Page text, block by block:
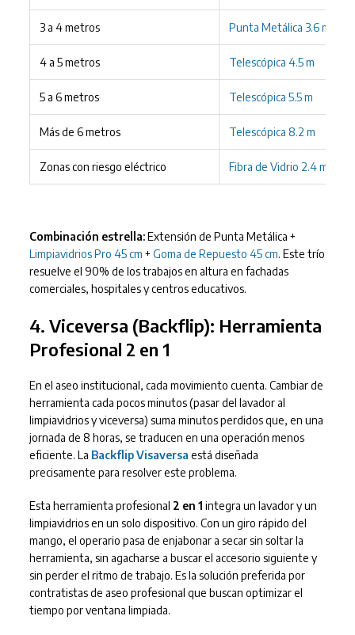
3 a 4 metros Punta Metálica 3.6 m
4 a 5 metros Telescópica 4.5 m
5 a 6 metros Telescópica 5.5 m
Más de 6 metros Telescópica 8.2 m
Zonas con riesgo eléctrico Fibra de Vidrio 2.4 m
Combinación estrella:Extensión de Punta Metálica +
Limpiavidrios Pro 45 cm +Goma de Repuesto 45 cm. Este trío
resuelve el 90% de los trabajos en altura en fachadas
comerciales, hospitales y centros educativos.
4. Viceversa (Backflip): Herramienta
Profesional 2 en 1
En el aseo institucional, cada movimiento cuenta. Cambiar de
herramienta cada pocos minutos (pasar del lavador al
limpiavidrios y viceversa) suma minutos perdidos que, en una
jornada de 8 horas, se traducen en una operación menos
eficiente. La Backflip Visaversa está diseñada
precisamente para resolver este problema.
Esta herramienta profesional 2 en 1 integra un lavador y un
limpiavidrios en un solo dispositivo. Con un giro rápido del
mango, el operario pasa de enjabonar a secar sin soltar la
herramienta, sin agacharse a buscar el accesorio siguiente y
sin perder el ritmo de trabajo. Es la solución preferida por
contratistas de aseo profesional que buscan optimizar el
tiempo por ventana limpiada.